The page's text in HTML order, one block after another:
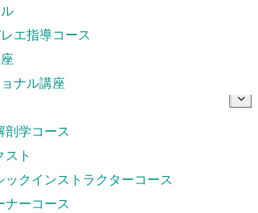
エ指導コース
ナル講座
剖学コース
スト
ックインストラクターコース
ナーコース